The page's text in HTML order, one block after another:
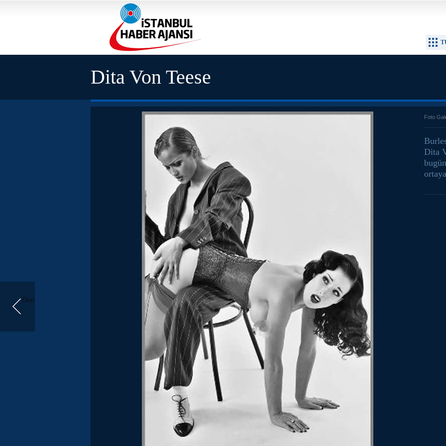
Önceki
Dita Von Teese
Foto
Dita